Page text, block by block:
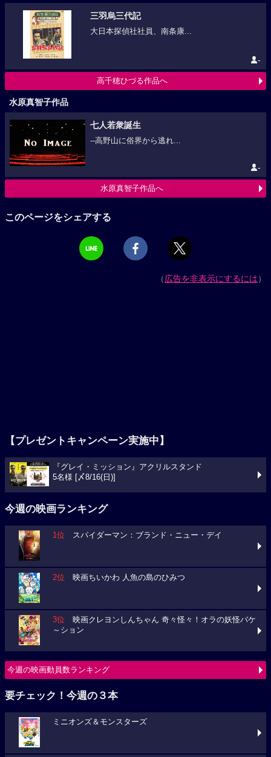
三羽烏三代記
大日本探偵社社員、南条康...
-
高千穂ひづる作品へ
水原真智子作品
七人若衆誕生
--高野山に俗界から逃れ...
-
水原真智子作品へ
このページをシェアする
（広告を非表示にするには）
【プレゼントキャンペーン実施中】
『グレイ・ミッション』アクリルスタンド
5名様 [〆8/16(日)]
今週の映画ランキング
1位 スパイダーマン：ブランド・ニュー・デイ
2位 映画ちいかわ 人魚の島のひみつ
3位 映画クレヨンしんちゃん 奇々怪々！オラの妖怪バケ
～ション
今週の映画動員数ランキング
要チェック！今週の３本
ミニオンズ＆モンスターズ